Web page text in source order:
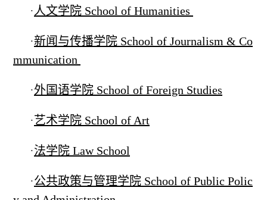
·人文学院 School of Humanities
·新闻与传播学院 School of Journalism & Co
mmunication
·外国语学院 School of Foreign Studies
·艺术学院 School of Art
·法学院 Law School
·公共政策与管理学院 School of Public Polic